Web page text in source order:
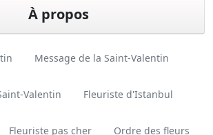
À propos
Message de la Saint-Valentin
Valentin Fleuriste d'Istanbul
Fleuriste pas cher Ordre des fleurs